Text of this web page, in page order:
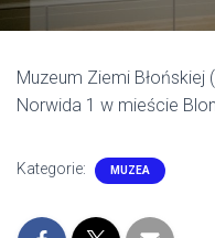
Muzeum Ziemi
Norwida 1 w mieście
Kategorie: MUZEA